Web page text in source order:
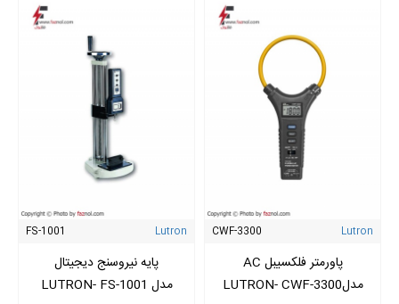
Lutron
CWF-3300
پاورمتر فلکسیبل AC
مدلLUTRON- CWF-3300
Lutron
FS-1001
پایه نیروسنج دیجیتال
مدل LUTRON- FS-1001